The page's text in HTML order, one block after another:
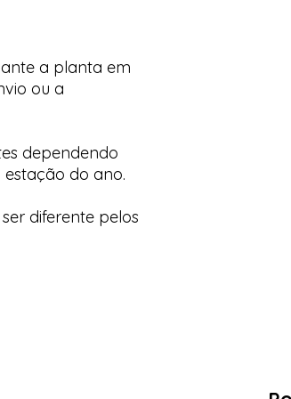
a planta em
ou a
dependendo
estação do ano.
diferente pelos